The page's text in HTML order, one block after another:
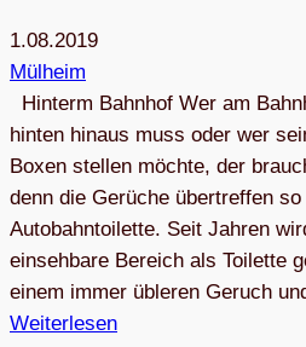
1.08.2019
Mülheim
Hinterm Bahnhof Wer am
hinten hinaus muss oder wer
Boxen stellen möchte, der
denn die Gerüche übertreffen
Autobahntoilette. Seit Jahren
einsehbare Bereich als Toilette
einem immer übleren Geruch
Weiterlesen